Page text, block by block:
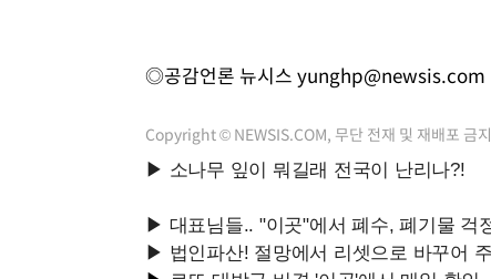
◎공감언론 뉴시스 yunghp@newsis.com
Copyright © NEWSIS.COM, 무단 전재 및 재배포 금지